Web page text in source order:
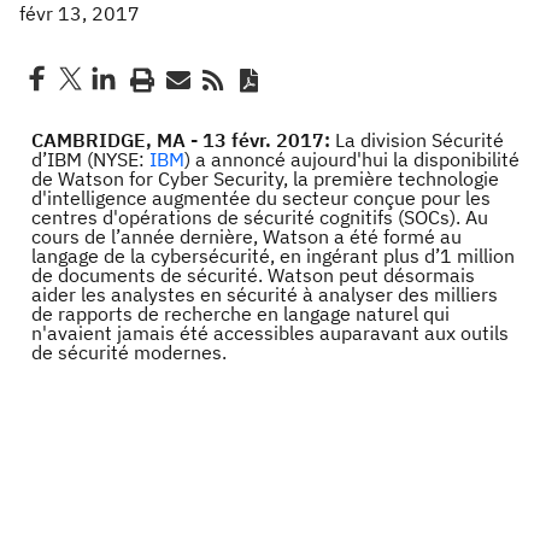
févr 13, 2017
CAMBRIDGE, MA - 13 févr. 2017: La division Sécurité
d’IBM (NYSE: IBM) a annoncé aujourd'hui la disponibilité
de Watson for Cyber ​​Security, la première technologie
d'intelligence augmentée du secteur conçue pour les
centres d'opérations de sécurité cognitifs (SOCs). Au
cours de l’année dernière, Watson a été formé au
langage de la cybersécurité, en ingérant plus d’1 million
de documents de sécurité. Watson peut désormais
aider les analystes en sécurité à analyser des milliers
de rapports de recherche en langage naturel qui
n'avaient jamais été accessibles auparavant aux outils
de sécurité modernes.